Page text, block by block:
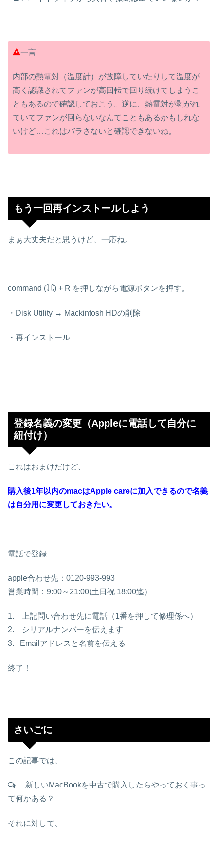
一言
内部の熱電対（温度計）が故障していたりして温度が
高く認識されてファンが高回転で回り続けてしまうこ
ともあるので確認しておこう。逆に、熱電対が剥がれ
ていてファンが回らないなんてこともあるかもしれな
いけど…これはバラさないと確認できないね。
もう一回再インストールしよう
まぁ大丈夫だと思うけど、一応ね。
command (⌘) + R を押しながら電源ボタンを押す。
・Disk Utility → Mackintosh HDの削除
・再インストール
登録名義の変更（Appleに電話して自分に
紐付け）
これはおまけだけど、
購入後1年以内のmacはApple careに加入できるので名義
は自分用に変更しておきたい。
電話で登録
apple合わせ先：0120-993-993
営業時間：9:00～21:00(土日祝 18:00迄）
1. 上記問い合わせ先に電話（1番を押して修理係へ）
2. シリアルナンバーを伝えます
3. Emailアドレスと名前を伝える
終了！
さいごに
この記事では、
新しいMacBookを中古で購入したらやっておく事っ
て何かある？
それに対して、